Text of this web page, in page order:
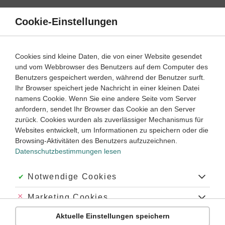
Direkt
Inhalt
Geschichte 5. Klasse ‐ Abitur
Maya
Maya,lateinamerikanische Hochkulturvon etwa 1000 v. Chr.
bis zum 10. Jahrhundert n. Chr.
Gesellschaftsstruktur
Die Maya errichteten in den Dschungeln Mittelamerikas
Städte. Tempel und Paläste auf Stufenpyramiden bildeten die
Zentren. Tempel dienten als Fürstengräber. Städte führten
Die gesellschaftliche Ordnung war komplex. Ein Staatsrat, der
Cookie-Einstellungen
Cookies sind kleine Daten, die von einer Website gesendet
und vom Webbrowser des Benutzers auf dem Computer des
Benutzers gespeichert werden, während der Benutzer surft.
Ihr Browser speichert jede Nachricht in einer kleinen Datei
namens Cookie. Wenn Sie eine andere Seite vom Server
anfordern, sendet Ihr Browser das Cookie an den Server
zurück. Cookies wurden als zuverlässiger Mechanismus für
Websites entwickelt, um Informationen zu speichern oder die
Browsing-Aktivitäten des Benutzers aufzuzeichnen.
Datenschutzbestimmungen lesen
Akzeptiert:
Notwendige Cookies
Abgelehnt:
Marketing Cookies
Abgelehnt:
Personalisierungs-Cookies
Aktuelle Einstellungen speichern